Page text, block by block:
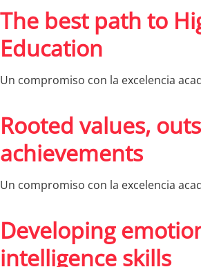
The best path to
Education
Un compromiso con la excelencia
Rooted values,
achievements
Un compromiso con la excelencia
Developing
intelligence skills